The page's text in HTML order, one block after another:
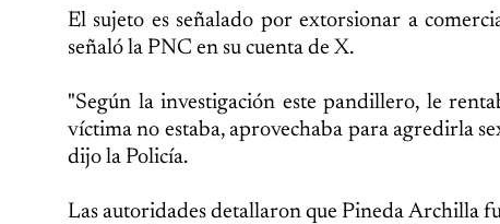
El sujeto es señalado por extorsionar a
señaló la PNC en su cuenta de X.
"Según la investigación este pandillero, le
víctima no estaba, aprovechaba para agredirla
dijo la Policía.
Las autoridades detallaron que Pineda Archilla